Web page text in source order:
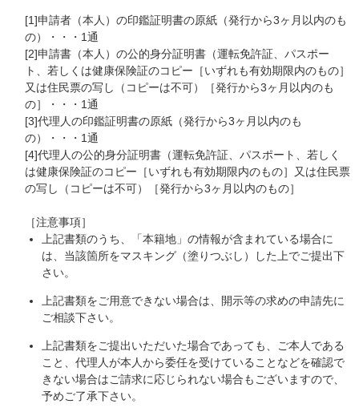
[1]申請者（本人）の印鑑証明書の原紙（発行から3ヶ月以内のも
の）・・・1通
[2]申請書（本人）の公的身分証明書（運転免許証、パスポー
ト、若しくは健康保険証のコピー［いずれも有効期限内のもの］
又は住民票の写し（コピーは不可）［発行から3ヶ月以内のも
の］・・・1通
[3]代理人の印鑑証明書の原紙（発行から3ヶ月以内のも
の）・・・1通
[4]代理人の公的身分証明書（運転免許証、パスポート、若しく
は健康保険証のコピー［いずれも有効期限内のもの］又は住民票
の写し（コピーは不可）［発行から3ヶ月以内のもの］
［注意事項］
上記書類のうち、「本籍地」の情報が含まれている場合に
は、当該箇所をマスキング（塗りつぶし）した上でご提出下
さい。
上記書類をご用意できない場合は、開示等の求めの申請先に
ご相談下さい。
上記書類をご提出いただいた場合であっても、ご本人である
こと、代理人が本人から委任を受けていることなどを確認で
きない場合はご請求に応じられない場合もございますので、
予めご了承下さい。